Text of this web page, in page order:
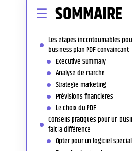
SOMMAIRE
Les étapes incontournables
business plan PDF convaincant
Executive Summary
Analyse de marché
Stratégie marketing
Prévisions financières
Le choix du PDF
Conseils pratiques pour un
fait la différence
Opter pour un logiciel